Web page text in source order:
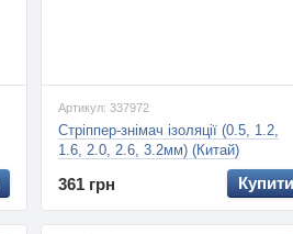
Артикул: 337972
Стріппер-знімач ізоляції (0.5, 1.2,
1.6, 2.0, 2.6, 3.2мм) (Китай)
361 грн Купити